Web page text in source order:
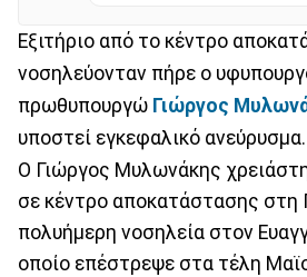
Εξιτήριο από το κέντρο
νοσηλεύονταν πήρε ο
πρωθυπουργώ Γιώργος
υποστεί εγκεφαλικό ανεύρυσμα.
Ο Γιώργος Μυλωνάκης
σε κέντρο αποκατάστασης στη
πολυήμερη νοσηλεία στον
οποίο επέστρεψε στα τέλη